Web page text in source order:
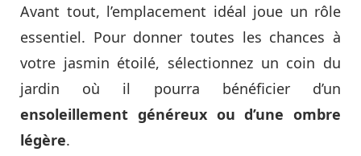
Avant tout, l’emplacement idéal joue un rôle
essentiel. Pour donner toutes les chances à
votre jasmin étoilé, sélectionnez un coin du
jardin où il pourra bénéficier d’un
ensoleillement généreux ou d’une ombre
légère.